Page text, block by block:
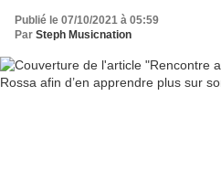
Publié le 07/10/2021 à 05:59
Par Steph Musicnation